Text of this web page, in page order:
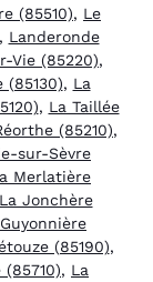
(85510), Le
, Landeronde
Vie (85220),
(85130), La
, La Taillée
(85210),
sur-Sèvre
Merlatière
La Jonchère
(85190),
(85710), La